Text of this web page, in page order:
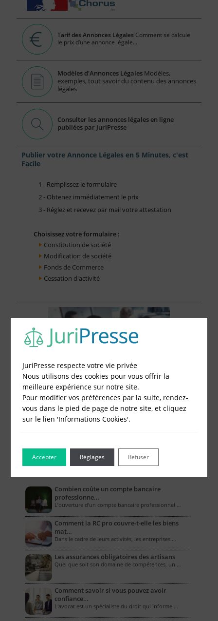
Tarif des Annonces Légales Comment se calcule
le prix d’une annonce légale...
Modèles d'Annonces Légales Modèles,
exemples, tout savoir du contenu des annonces
légales
Consulter les annonces légales en ligne
publiées par JuriPresse
Publier votre Annonce Légales en 5 Minutes, c'est
Facile
1 - Remplissez le formulaire
2 - Obtenez immédiatement le prix
3 - Réglez et recevez par mail votre attestation
Choisissez votre formulaire :
Constitution de société
Modification de société
Fonds de Commerce
Cessation d'activité
Le Blog pour les Entreprises
Combien coûte un compte bancaire
professionne…
L’ouverture d’un compte bancaire professionnel …
Comment la RC pro couvre-t-elle les biens
mat…
Dans le cadre de leurs activités, les entreprises …
Les assurances obligatoires des artisans
Quel que soit son domaine de compétences, un …
Comment savoir si vous pouvez avoir
confiance…
L'avocat est un spécialiste du droit qui informe …
JuriPresse respecte votre vie privée
Nous utilisons des cookies pour vous offrir la
meilleure expérience sur notre site.
Pour modifier vos préférences par la suite, rendez-
vous dans le pied de page de notre site, et cliquez
sur le lien 'Informations Cookies'.
Accepter Refuser
Réglages